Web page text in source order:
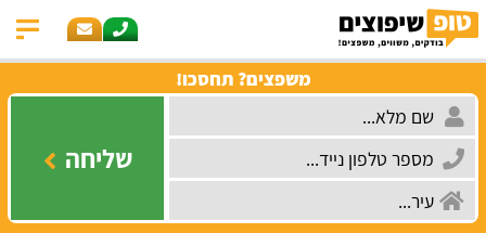
משפצים? תחסכו!
שליחה